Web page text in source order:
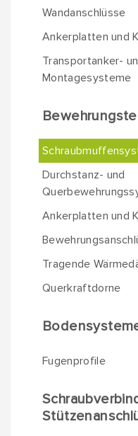
Wandanschlüsse
Ankerplatten und
Transportanker-
Montagesysteme
Durchstanz- und
Ankerplatten und
Tragende
Querkraftdorne
Fugenprofile